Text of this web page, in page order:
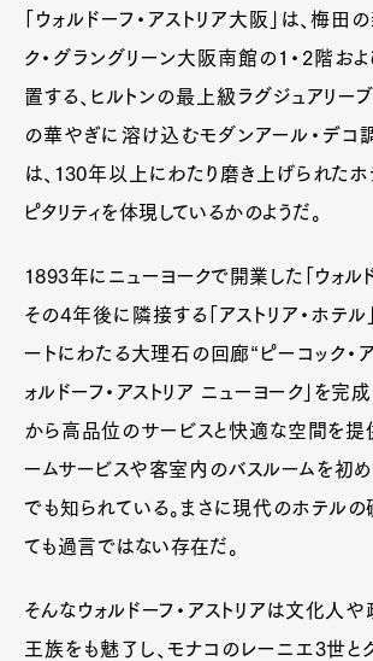
「ウォルドーフ・アストリア大阪」は、梅田
ク・グラングリーン大阪南館の1・2階お
置する、ヒルトンの最上級ラグジュアリー
の華やぎに溶け込むモダンアール・デコ
は、130年以上にわたり磨き上げられた
ピタリティを体現しているかのようだ。
1893年にニューヨークで開業した「ウォルド
その4年後に隣接する「アストリア・ホテル
ートにわたる大理石の回廊“ピーコック・ア
ォルドーフ・アストリア ニューヨーク」を完
から高品位のサービスと快適な空間を提
ームサービスや客室内のバスルームを初
でも知られている。まさに現代のホテル
ても過言ではない存在だ。
そんなウォルドーフ・アストリアは文化人
王族をも魅了し、モナコのレーニエ3世と